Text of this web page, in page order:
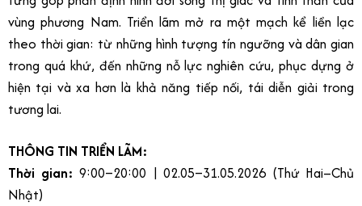
vùng phương Nam. Triển lãm mở ra một mạch kể liền lạc
theo thời gian: từ những hình tượng tín ngưỡng và dân gian
trong quá khứ, đến những nỗ lực nghiên cứu, phục dựng ở
hiện tại và xa hơn là khả năng tiếp nối, tái diễn giải trong
tương lai.
THÔNG TIN TRIỂN LÃM:
Thời gian: 9:00–20:00 | 02.05–31.05.2026 (Thứ Hai–Chủ
Nhật)